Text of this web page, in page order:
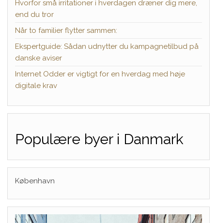
Hvorfor små irritationer i hverdagen dræner dig mere,
end du tror
Når to familier flytter sammen:
Ekspertguide: Sådan udnytter du kampagnetilbud på
danske aviser
Internet Odder er vigtigt for en hverdag med høje
digitale krav
Populære byer i Danmark
København